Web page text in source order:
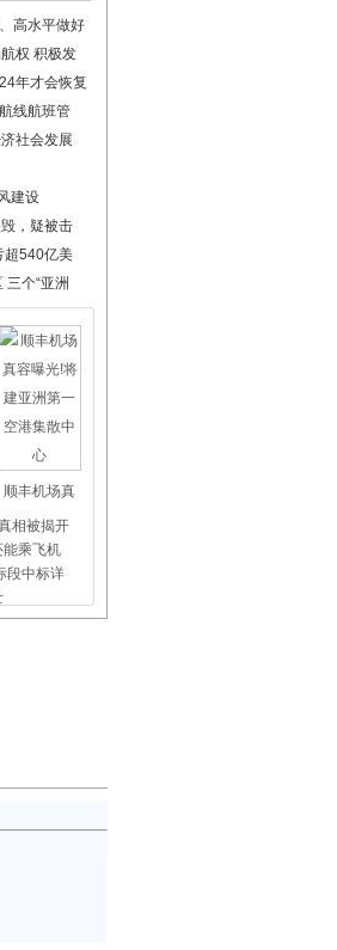
高水平做好
权 积极发
年才会恢复
线航班管
社会发展
建设
，疑被击
超540亿美
个“亚洲
顺丰机场真
相被揭开
能乘飞机
段中标详
点位置介